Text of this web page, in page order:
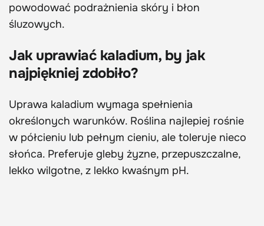
powodować podrażnienia skóry i błon
śluzowych.
Jak uprawiać kaladium, by jak
najpiękniej zdobiło?
Uprawa kaladium wymaga spełnienia
określonych warunków. Roślina najlepiej rośnie
w półcieniu lub pełnym cieniu, ale toleruje nieco
słońca. Preferuje gleby żyzne, przepuszczalne,
lekko wilgotne, z lekko kwaśnym pH.